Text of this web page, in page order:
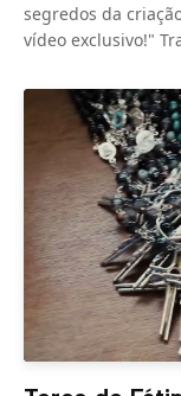
segredos da
vídeo exclusivo!"